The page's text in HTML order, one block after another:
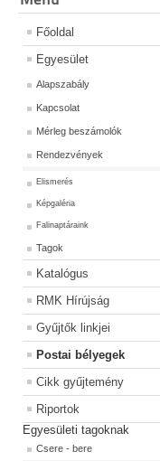
Főoldal
Egyesület
Alapszabály
Kapcsolat
Mérleg beszámolók
Rendezvények
Elismerés
Képgaléria
Falinaptáraink
Tagok
Katalógus
RMK Hírújság
Gyűjtők linkjei
Postai bélyegek
Cikk gyűjtemény
Riportok
Egyesületi tagoknak
Csere - bere